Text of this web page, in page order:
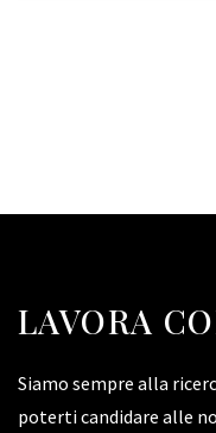
LAVORA
Siamo sempre alla
poterti candidare alle